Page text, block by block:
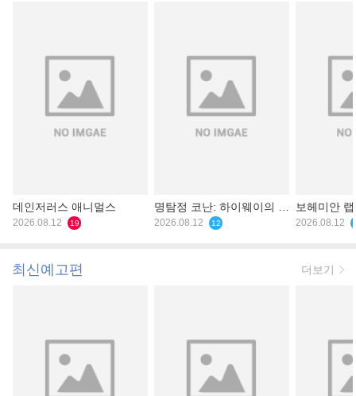
데인저러스 애니멀스
2026.08.12 19
명탐정 코난: 하이웨이의 타
천사
2026.08.12 12
보헤미안
2026.08.12
최신예고편 더보기